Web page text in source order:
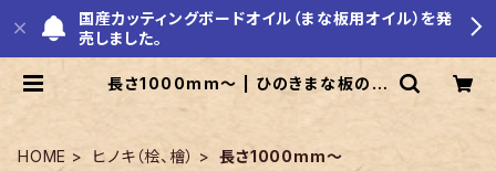
国産カッティングボードオイル（まな板用オイル）を発
売しました。
長さ1000mm～ | ひのきまな板の美
HOME ヒノキ（桧、檜） 長さ1000mm～